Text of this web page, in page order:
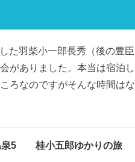
た羽柴小一郎長秀（後の豊臣
がありました。本当は宿泊し
ろなのですがそんな時間はな
泉5 桂小五郎ゆかりの旅